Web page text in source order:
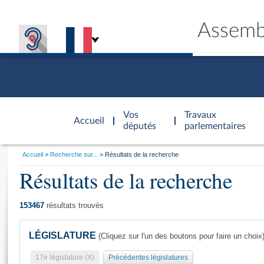
Accueil
d'accueil
Vos
députés
Travaux
parlementaires
Général
Vous
Accueil Recherche sur... Résultats de la recherche
Résultats de la recherche
153467 résultats trouvés
LÉGISLATURE (Cliquez sur l'un des boutons pour faire un choix)
17e législature (X) Précédentes législatures